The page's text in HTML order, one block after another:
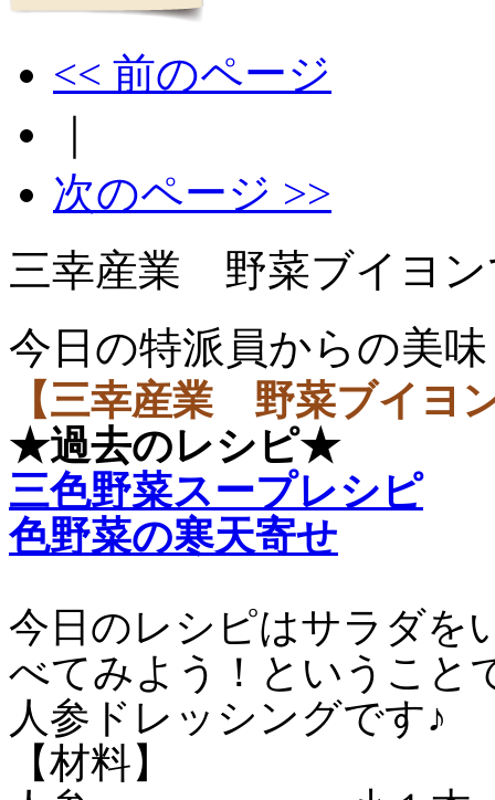
<< 前のページ
次のページ >>
三幸産業 野菜ブイヨ
今日の特派員からの美
【三幸産業 野菜ブイヨ
★過去のレシピ★
三色野菜スープレシピ
色野菜の寒天寄せ
今日のレシピはサラダを
べてみよう！ということ
人参ドレッシングです♪
【材料】